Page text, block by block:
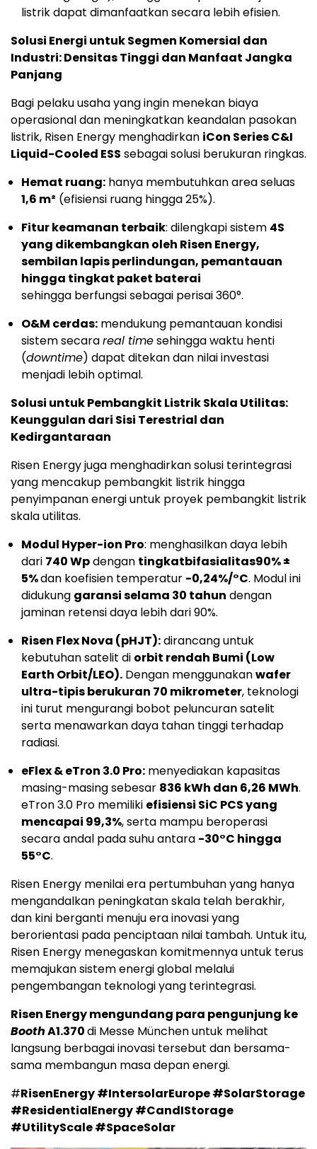
listrik dapat dimanfaatkan secara lebih efisien.
Solusi Energi untuk Segmen Komersial dan
Industri: Densitas Tinggi dan Manfaat Jangka
Panjang
Bagi pelaku usaha yang ingin menekan biaya
operasional dan meningkatkan keandalan pasokan
listrik, Risen Energy menghadirkan iCon Series C&I
Liquid-Cooled ESS sebagai solusi berukuran ringkas.
Hemat ruang: hanya membutuhkan area seluas
1,6 m² (efisiensi ruang hingga 25%).
Fitur keamanan terbaik: dilengkapi sistem 4S
yang dikembangkan oleh Risen Energy,
sembilan lapis perlindungan, pemantauan
hingga tingkat paket baterai
sehingga berfungsi sebagai perisai 360°.
O&M cerdas: mendukung pemantauan kondisi
sistem secarareal timesehingga waktu henti
(downtime) dapat ditekan dan nilai investasi
menjadi lebih optimal.
Solusi untuk Pembangkit Listrik Skala Utilitas:
Keunggulan dari Sisi Terestrial dan
Kedirgantaraan
Risen Energy juga menghadirkan solusi terintegrasi
yang mencakup pembangkit listrik hingga
penyimpanan energi untuk proyek pembangkit listrik
skala utilitas.
Modul Hyper-ion Pro: menghasilkan daya lebih
dari 740 Wpdengan tingkatbifasialitas90% ±
5%dan koefisien temperatur -0,24%/°C. Modul ini
didukung garansi selama 30 tahun dengan
jaminan retensi daya lebih dari 90%.
Risen Flex Nova (pHJT):dirancang untuk
kebutuhan satelit di orbit rendah Bumi (Low
Earth Orbit/LEO). Dengan menggunakanwafer
ultra-tipis berukuran 70 mikrometer, teknologi
ini turut mengurangi bobot peluncuran satelit
serta menawarkan daya tahan tinggi terhadap
radiasi.
eFlex & eTron 3.0 Pro: menyediakan kapasitas
masing-masing sebesar 836 kWh dan 6,26 MWh.
eTron 3.0 Pro memiliki efisiensi SiC PCS yang
mencapai 99,3%, serta mampu beroperasi
secara andal pada suhu antara -30°C hingga
55°C.
Risen Energy menilai era pertumbuhan yang hanya
mengandalkan peningkatan skala telah berakhir,
dan kini berganti menuju era inovasi yang
berorientasi pada penciptaan nilai tambah. Untuk itu,
Risen Energy menegaskan komitmennya untuk terus
memajukan sistem energi global melalui
pengembangan teknologi yang terintegrasi.
Risen Energy mengundang para pengunjung ke
BoothA1.370di Messe München untuk melihat
langsung berbagai inovasi tersebut dan bersama-
sama membangun masa depan energi.
#RisenEnergy #IntersolarEurope #SolarStorage
#ResidentialEnergy #CandIStorage
#UtilityScale #SpaceSolar